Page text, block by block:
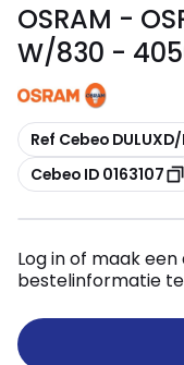
OSRAM -
W/830 -
Kopiëren
Ref Cebeo
Kopiëren
Cebeo ID 0163107
Log in of maak
bestelinformatie